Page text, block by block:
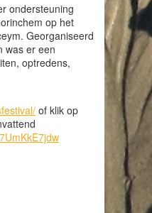
ondersteuning
op het
Georganiseerd
was er een
optredens,
of klik op